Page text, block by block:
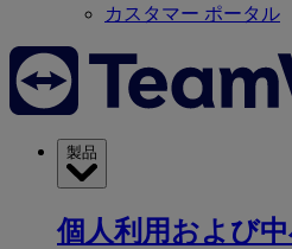
カスタマー ポータル
製品
個人利用および